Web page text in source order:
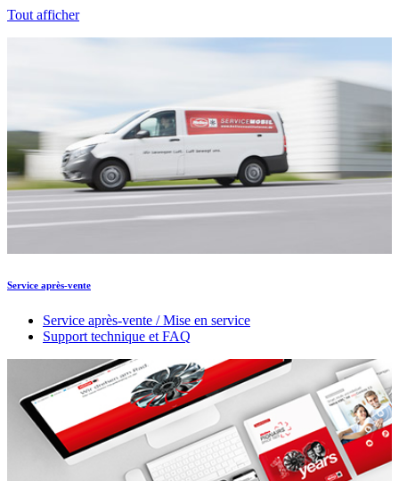
Tout afficher
Service après-vente
Service après-vente / Mise en service
Support technique et FAQ